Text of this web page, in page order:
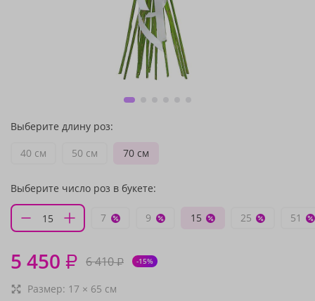
Выберите длину роз:
40 см
50 см 70 см
Выберите число роз в букете:
7 9 15 25 51
5 450 ₽ 6 410₽ -15%
Размер: 17 × 65 см